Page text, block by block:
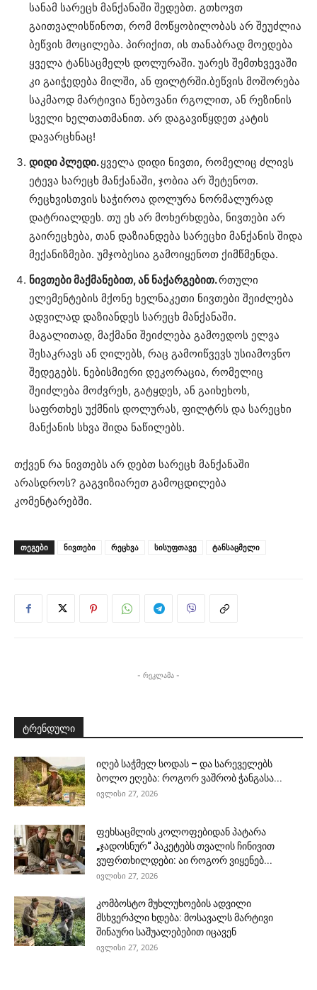
სანამ სარეცხ მანქანაში შედებთ. გთხოვთ
გაითვალისწინოთ, რომ მოწყობილობას არ შეუძლია
ბეწვის მოცილება. პირიქით, ის თანაბრად მოედება
ყველა ტანსაცმელს დოლურაში. უარეს შემთხვევაში
კი გაიჭედება მილში, ან ფილტრში.ბეწვის მოშორება
საკმაოდ მარტივია წებოვანი რგოლით, ან რეზინის
სველი ხელთათმანით. არ დაგავიწყდეთ კატის
დავარცხნაც!
დიდი პლედი.ყველა დიდი ნივთი, რომელიც ძლივს
ეტევა სარეცხ მანქანაში, ჯობია არ შეტენოთ.
რეცხვისთვის საჭიროა დოლურა ნორმალურად
დატრიალდეს. თუ ეს არ მოხერხდება, ნივთები არ
გაირეცხება, თან დაზიანდება სარეცხი მანქანის შიდა
მექანიზმები. უმჯობესია გამოიყენოთ ქიმწმენდა.
ნივთები მაქმანებით, ან ნაქარგებით.რთული
ელემენტების მქონე ხელნაკეთი ნივთები შეიძლება
ადვილად დაზიანდეს სარეცხ მანქანაში.
მაგალითად, მაქმანი შეიძლება გამოედოს ელვა
შესაკრავს ან ღილებს, რაც გამოიწვევს უსიამოვნო
შედეგებს. ნებისმიერი დეკორაცია, რომელიც
შეიძლება მოძვრეს, გატყდეს, ან გაიხეხოს,
საფრთხეს უქმნის დოლურას, ფილტრს და სარეცხი
მანქანის სხვა შიდა ნაწილებს.
თქვენ რა ნივთებს არ დებთ სარეცხ მანქანაში
არასდროს? გაგვიზიარეთ გამოცდილება
კომენტარებში.
ᲗᲔᲒᲔᲑᲘ ნივთები რეცხვა სისუფთავე ტანსაცმელი
- რეკლამა -
ტრენდული
იღებ საჭმელ სოდას – და სარეველებს
ბოლო ეღება: როგორ ვაშრობ ჭანგასა...
ივლისი 27, 2026
ფეხსაცმლის კოლოფებიდან პატარა
„ჯადოსნურ“ პაკეტებს თვალის ჩინივით
ვუფრთხილდები: აი როგორ ვიყენებ...
ივლისი 27, 2026
კომბოსტო მუხლუხოების ადვილი
მსხვერპლი ხდება: მოსავალს მარტივი
შინაური საშუალებებით იცავენ
ივლისი 27, 2026